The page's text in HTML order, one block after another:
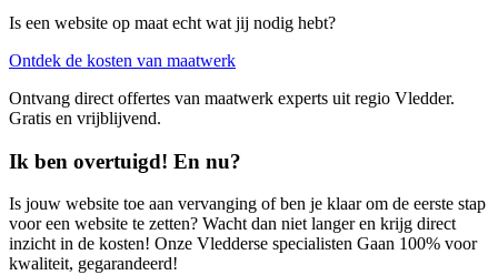
Is een website op maat echt wat jij nodig hebt?
Ontdek de kosten van maatwerk
Ontvang direct offertes van maatwerk experts uit regio Vledder.
Gratis en vrijblijvend.
Ik ben overtuigd! En nu?
Is jouw website toe aan vervanging of ben je klaar om de eerste stap
voor een website te zetten? Wacht dan niet langer en krijg direct
inzicht in de kosten! Onze Vledderse specialisten Gaan 100% voor
kwaliteit, gegarandeerd!